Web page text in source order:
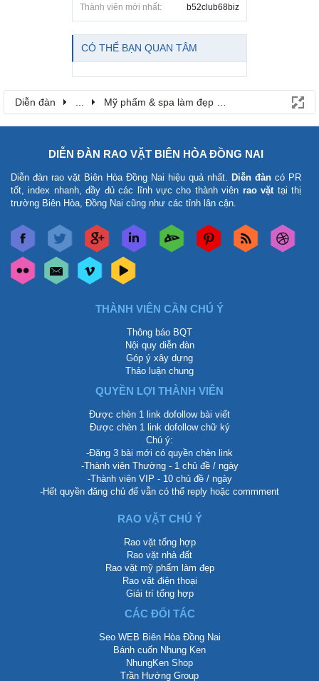
Thành viên mới nhất:
b52club68biz
CÓ THỂ BẠN QUAN TÂM
Diễn đàn Mỹ phẩm & spa làm đẹp tại Đồng Nai
DIỄN ĐÀN RAO VẶT BIÊN HÒA ĐỒNG NAI
Diễn đàn rao vặt Biên Hòa Đồng Nai hiệu quả nhất. Diễn đàn có PR
tốt, index nhanh, đầy đủ các lĩnh vực cho thành viên rao vặt tại thị
trường Biên Hòa, Đồng Nai cũng như các tỉnh lân cận.
THÀNH VIÊN CẦN CHÚ Ý
Thông báo BQT
Nội quy diễn đàn
Góp ý xây dựng
Thảo luận chung
QUYỀN LỢI THÀNH VIÊN
Được chèn 1 link dofollow bài viết
Được chèn 1 link dofollow chữ ký
Chú ý:
-Đăng 3 bài mới có quyền chèn link
-Thành viên Thường - 1 chủ đề / ngày
-Thành viên VIP - 10 chủ đề / ngày
-Hết quyền đăng chủ để vẫn có thể reply hoặc commment
RAO VẶT CHÚ Ý
Rao vặt tổng hợp
Rao vặt nhà đất
Rao vặt mỹ phẩm làm đẹp
Rao vặt điện thoại
Giải trí tổng hợp
CÁC ĐỐI TÁC
Seo WEB Biên Hòa Đồng Nai
Bánh cuốn Nhung Ken
NhungKen Shop
Trần Hướng Group